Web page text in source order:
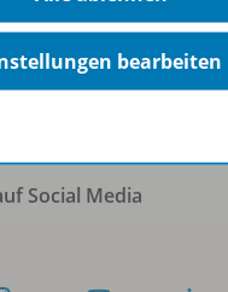
Newsletter anmelden
Social Media
bearbeiten